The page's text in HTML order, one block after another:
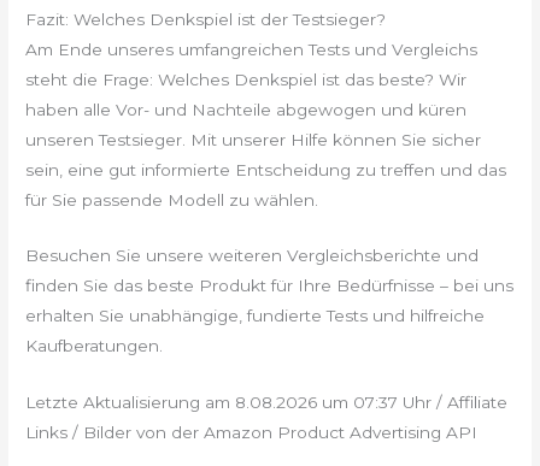
Fazit: Welches Denkspiel ist der Testsieger?
Am Ende unseres umfangreichen Tests und Vergleichs
steht die Frage: Welches Denkspiel ist das beste? Wir
haben alle Vor- und Nachteile abgewogen und küren
unseren Testsieger. Mit unserer Hilfe können Sie sicher
sein, eine gut informierte Entscheidung zu treffen und das
für Sie passende Modell zu wählen.
Besuchen Sie unsere weiteren Vergleichsberichte und
finden Sie das beste Produkt für Ihre Bedürfnisse – bei uns
erhalten Sie unabhängige, fundierte Tests und hilfreiche
Kaufberatungen.
Letzte Aktualisierung am 8.08.2026 um 07:37 Uhr / Affiliate
Links / Bilder von der Amazon Product Advertising API